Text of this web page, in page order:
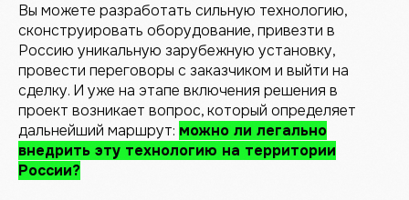
Вы можете разработать сильную технологию,
сконструировать оборудование, привезти в
Россию уникальную зарубежную установку,
провести переговоры с заказчиком и выйти на
сделку. И уже на этапе включения решения в
проект возникает вопрос, который определяет
дальнейший маршрут: можно ли легально
внедрить эту технологию на территории
России?